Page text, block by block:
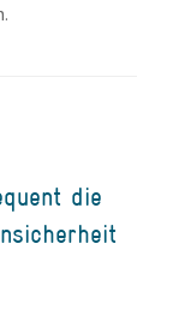
die